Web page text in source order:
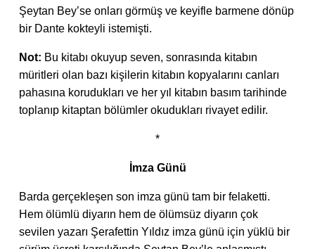
Şeytan Bey’se onları görmüş ve keyifle barmene dönüp
bir Dante kokteyli istemişti.
Not: Bu kitabı okuyup seven, sonrasında kitabın
müritleri olan bazı kişilerin kitabın kopyalarını canları
pahasına korudukları ve her yıl kitabın basım tarihinde
toplanıp kitaptan bölümler okudukları rivayet edilir.
*
İmza Günü
Barda gerçekleşen son imza günü tam bir felaketti.
Hem ölümlü diyarın hem de ölümsüz diyarın çok
sevilen yazarı Şerafettin Yıldız imza günü için yüklü bir